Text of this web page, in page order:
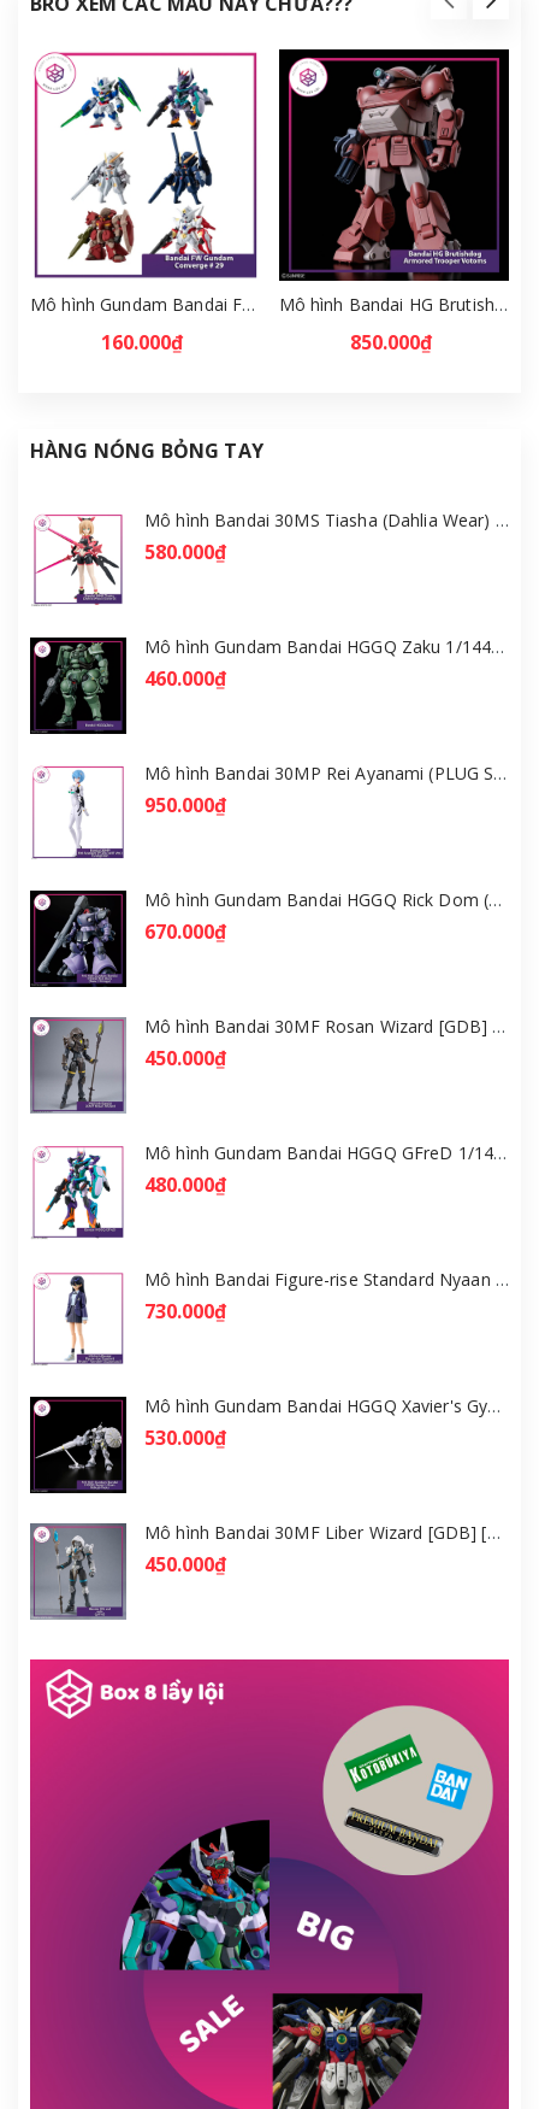
Mô hình Gundam Bandai FW Gundam Converge # 29 Full Set [GDB] [FCH]
160.000₫
Mô hình Bandai HG Brutishdog - Armored Trooper Votoms [GDB] [BHG]
850.000₫
HÀNG NÓNG BỎNG TAY
Mô hình Bandai 30MS Tiasha (Dahlia Wear) [Color B] [GDB] [30MS]
580.000₫
Mô hình Gundam Bandai HGGQ Zaku 1/144 – MSG GQuuuuuuX [GDB] [BHG]
460.000₫
Mô hình Bandai 30MP Rei Ayanami (PLUG SUIT Ver.) – Evangelion [GDB] [30MP]
950.000₫
Mô hình Gundam Bandai HGGQ Rick Dom (Gaia / Ortega) 1/144 [GDB] [BHG]
670.000₫
Mô hình Bandai 30MF Rosan Wizard [GDB] [30MF]
450.000₫
Mô hình Gundam Bandai HGGQ GFreD 1/144 [GDB] [BHG]
480.000₫
Mô hình Bandai Figure-rise Standard Nyaan - Gundam GQuuuuuuX [GDB] [FRS]
730.000₫
Mô hình Gundam Bandai HGGQ Xavier's Gyan Hakuji-Packs 1/144 [GDB] [BHG]
530.000₫
Mô hình Bandai 30MF Liber Wizard [GDB] [30MF]
450.000₫